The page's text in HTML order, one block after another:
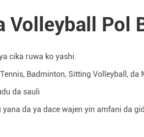
Volleyball Pol
cika ruwa ko yashi.
Badminton, Sitting Volleyball, da
da sauli
yana da ya dace wajen yin amfani da